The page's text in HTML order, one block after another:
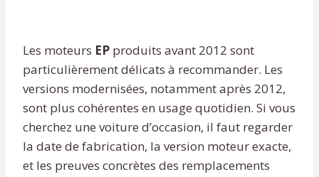
Les moteurs EP produits avant 2012 sont
particulièrement délicats à recommander. Les
versions modernisées, notamment après 2012,
sont plus cohérentes en usage quotidien. Si vous
cherchez une voiture d’occasion, il faut regarder
la date de fabrication, la version moteur exacte,
et les preuves concrètes des remplacements